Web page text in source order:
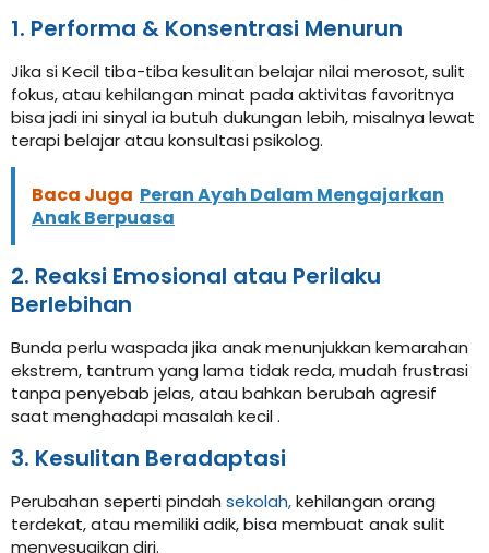
1. Performa & Konsentrasi Menurun
Jika si Kecil tiba-tiba kesulitan belajar nilai merosot, sulit
fokus, atau kehilangan minat pada aktivitas favoritnya
bisa jadi ini sinyal ia butuh dukungan lebih, misalnya lewat
terapi belajar atau konsultasi psikolog.
Baca Juga Peran Ayah Dalam Mengajarkan
Anak Berpuasa
2. Reaksi Emosional atau Perilaku
Berlebihan
Bunda perlu waspada jika anak menunjukkan kemarahan
ekstrem, tantrum yang lama tidak reda, mudah frustrasi
tanpa penyebab jelas, atau bahkan berubah agresif
saat menghadapi masalah kecil.
3. Kesulitan Beradaptasi
Perubahan seperti pindah sekolah,kehilangan orang
terdekat, atau memiliki adik, bisa membuat anak sulit
menyesuaikan diri.